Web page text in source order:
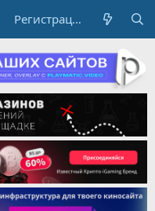
Регистрация